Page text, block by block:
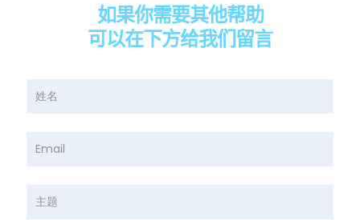
如果你需要其他帮助
可以在下方给我们留言